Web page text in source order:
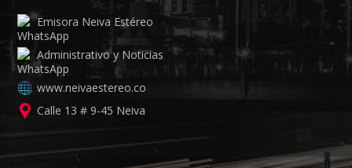
Emisora Neiva Estéreo
Administrativo y Noticias
www.neivaestereo.co
Calle 13 # 9-45 Neiva